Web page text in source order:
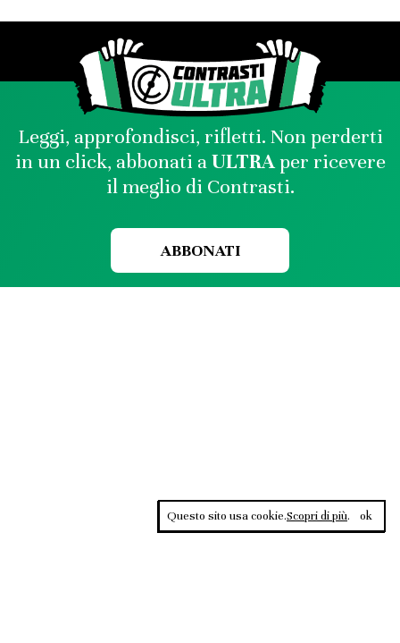
Leggi, approfondisci, rifletti. Non perderti
in un click, abbonati aULTRAper ricevere
il meglio di Contrasti.
ABBONATI
Questo sito usa cookie.Scopri di più. ok